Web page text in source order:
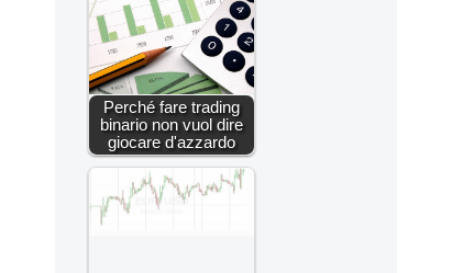
Perché fare trading
binario non vuol dire
giocare d'azzardo